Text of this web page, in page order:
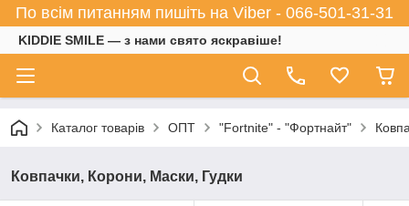
По всім питанням пишіть на Viber - 066-501-31-31
KIDDIE SMILE — з нами свято яскравіше!
Каталог товарів ОПТ "Fortnite" - "Фортнайт"
Ковпачки, Корони, Маски, Гудки